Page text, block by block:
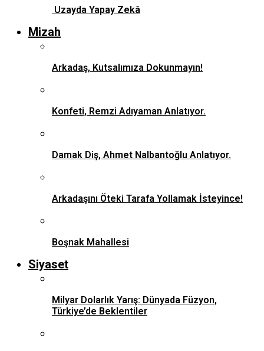
Uzayda Yapay Zekâ
Mizah
Arkadaş, Kutsalımıza Dokunmayın!
Konfeti, Remzi Adıyaman Anlatıyor.
Damak Diş, Ahmet Nalbantoğlu Anlatıyor.
Arkadaşını Öteki Tarafa Yollamak İsteyince!
Boşnak Mahallesi
Siyaset
Milyar Dolarlık Yarış: Dünyada Füzyon,
Türkiye’de Beklentiler